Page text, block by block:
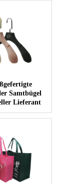
Samtbügel
Lieferant